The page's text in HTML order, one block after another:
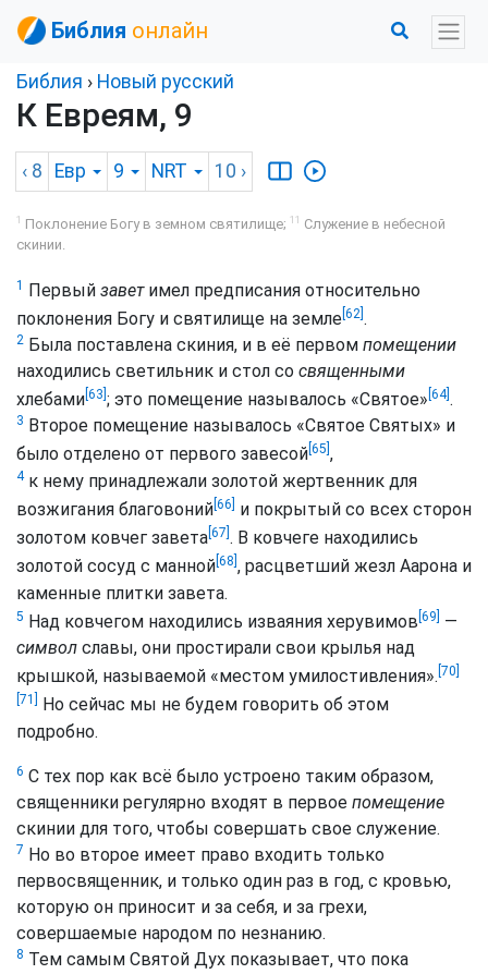
Библия онлайн
Библия › Новый русский
К Евреям, 9
‹ 8 Евр 9 NRT 10 ›
1 Поклонение Богу в земном святилище; 11 Служение в небесной
скинии.
1 Первый заветимел предписания относительно
поклонения Богу и святилище на земле [62] .
2 Была поставлена скиния, и в её первом помещении
находились светильник и стол со священными
хлебами [63] ; это помещение называлось «Святое» [64].
3 Второе помещение называлось «Святое Святых» и
было отделено от первого завесой [65] ,
4к нему принадлежали золотой жертвенник для
возжигания благовоний [66]
и покрытый со всех сторон
золотом ковчег завета [67] . В ковчеге находились
золотой сосуд с манной [68] , расцветший жезл Аарона и
каменные плитки завета.
5 Над ковчегом находились изваяния херувимов [69]
—
символ славы, они простирали свои крылья над
крышкой, называемой «местом умилостивления». [70]
[71]
Но сейчас мы не будем говорить об этом
подробно.
6 С тех пор как всё было устроено таким образом,
священники регулярно входят в первое помещение
скинии для того, чтобы совершать свое служение.
7 Но во второе имеет право входить только
первосвященник, и только один раз в год, с кровью,
которую он приносит и за себя, и за грехи,
совершаемые народом по незнанию.
8 Тем самым Святой Дух показывает, что пока